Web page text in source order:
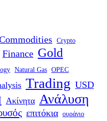
Crypto
Finance Gold
Natural Gas OPEC
Trading USD
Ακίνητα Ανάλυση
επιτόκια ουράνιο